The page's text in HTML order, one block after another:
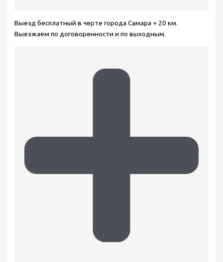
Выезд бесплатный в черте города Самара + 20 км.
Выезжаем по договоренности и по выходным.